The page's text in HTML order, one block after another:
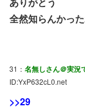
全然知らんかっ
31： 名無しさん＠実況
ID:YxP632cL0.net
>>29